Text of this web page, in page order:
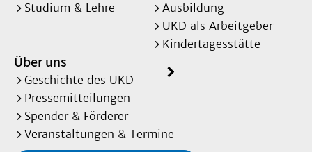
Studium & Lehre
Ausbildung
UKD als Arbeitgeber
Kindertagesstätte
Über uns
Geschichte des UKD
Pressemitteilungen
Spender & Förderer
Veranstaltungen & Termine